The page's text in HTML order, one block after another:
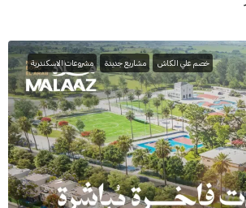
خصم علي الكاش مشاريع جديدة مشروعات الاسكندرية